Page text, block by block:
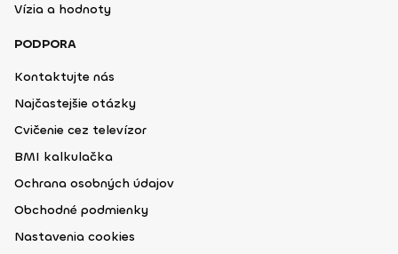
Vízia a hodnoty
PODPORA
Kontaktujte nás
Najčastejšie otázky
Cvičenie cez televízor
BMI kalkulačka
Ochrana osobných údajov
Obchodné podmienky
Nastavenia cookies